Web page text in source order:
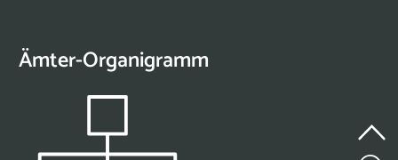
Ämter-Organigramm